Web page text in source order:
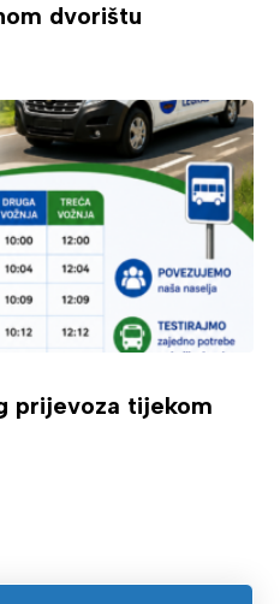
dvorištu
prijevoza tijekom